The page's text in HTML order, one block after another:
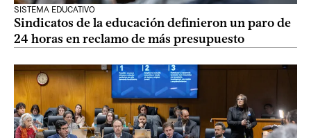
SISTEMA EDUCATIVO
Sindicatos de la educación definieron un paro de
24 horas en reclamo de más presupuesto